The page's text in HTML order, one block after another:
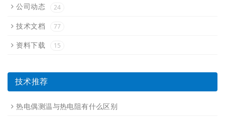
公司动态 24
技术文档 77
资料下载 15
技术推荐
热电偶测温与热电阻有什么区别